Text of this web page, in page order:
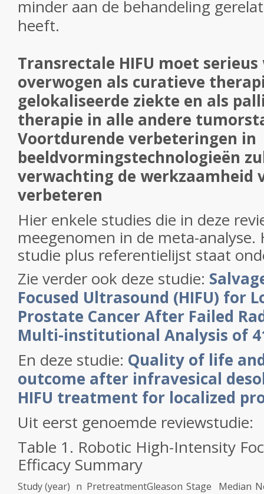
minder aan de behandeling
heeft.
Transrectale HIFU moet
overwogen als curatieve
gelokaliseerde ziekte en als
therapie in alle andere
Voortdurende verbeteringen in
beeldvormingstechnologieën
verwachting de werkzaamheid
verbeteren
Hier enkele studies die in deze
meegenomen in de meta-
studie plus referentielijst staat
Zie verder ook deze studie:
Focused Ultrasound (HIFU) for
Prostate Cancer After Failed
Multi-institutional Analysis of
En deze studie: Quality of life
outcome after infravesical
HIFU treatment for localized
Uit eerst genoemde reviewstudie:
Table 1. Robotic High-Intensity
Efficacy Summary
Study (year) n PretreatmentGleason Stage
Median